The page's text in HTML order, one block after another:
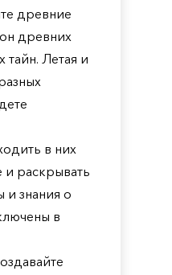
древние
древних
тайн. Летая и
в них
и раскрывать
и знания о
в